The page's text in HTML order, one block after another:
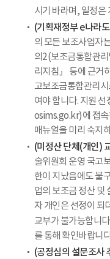
시기 바라며, 일정은
(기획재정부 e나라
의 모든 보조사업자
의2(보조금통합관
리지침』 등에 근거
고보조금통합관리
여야 합니다. 지원
osims.go.kr)에 접속
매뉴얼을 미리 숙지
(미정산 단체(개인)
술위원회 운영 국고
한이 지났음에도 불
업의 보조금 정산 및
자 개인은 선정이 되
교부가 불가능합니
를 통해 확인바랍니
(공정심의 설문조사